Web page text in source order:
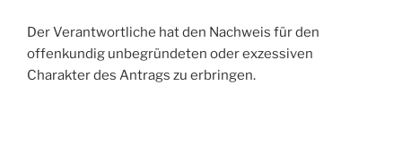
Der Verantwortliche hat den Nachweis für den
offenkundig unbegründeten oder exzessiven
Charakter des Antrags zu erbringen.